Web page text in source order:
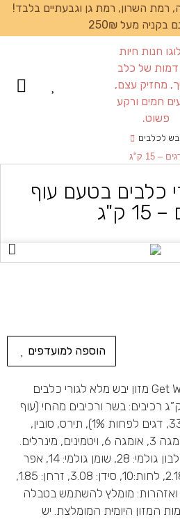
רמת השרון, רמת גן וגבעתיים בלבד!
מעל 250₪
יבש לכלבים
15 ק"ג
כלבים בטעם עוף
ק"ג
הוספה למועדפים
Get Wild Puppy Chicken & Fish מזון יבש מלא לגורי כלבים
עוף ודגים משקל: 15 ק”ג רכיבים: בשר ורכיבים מהחי (עוף
לפחות 4%, בשר לפחות 33%, דגים לפחות 1%), תירס, סובין,
אורז, שומן מן החי, תפוח, אומגה 3, אומגה 6, ויטמינים, מינרלים.
תכולה תזונתית באחוזים: חלבון גולמי: 28, שומן גולמי: 14, אפר
גולמי: 9.72, סיבים גולמיים: 2.18, לחות:10, סידן: 3.08, זרחן: 1.85,
ואזהרות: מומלץ להשתמש בטבלה
המזון היומית המומלצת. יש